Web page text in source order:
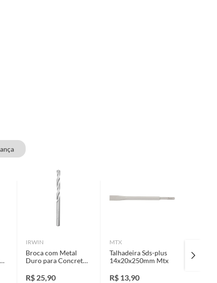
IRWIN
Broca com Metal
Duro para Concreto,
R$ 25,90
MTX
Talhadeira Sds-plus
14x20x250mm Mtx
R$ 13,90